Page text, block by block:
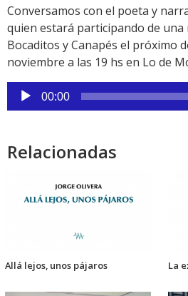
Conversamos con el poeta y
quien estará participando de una
Bocaditos y Canapés el próximo
noviembre a las 19 hs en Lo de
Reproductor
de
00:00
Relacionadas
Allá lejos, unos pájaros La